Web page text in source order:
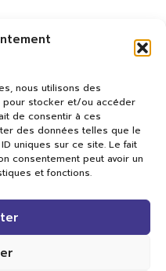
nous utilisons des
stocker et/ou accéder
de consentir à ces
des données telles que le
uniques sur ce site. Le fait
consentement peut avoir un
et fonctions.